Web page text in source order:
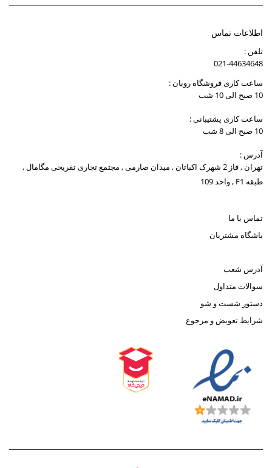
اطلاعات تماس
تلفن :
021-44634648
ساعت کاری فروشگاه روبان :
10 صبح الی 10 شب
ساعت کاری پشتیبانی :
10 صبح الی 8 شب
آدرس :
تهران , فاز 2 شهرک اکباتان , میدان صارمی , مجتمع تجاری تفریحی مگامال ,
طبقه F1 , واحد 109
تماس با ما
باشگاه مشتریان
آدرس شعب
سوالات متداول
دستور شست و شو
شرایط تعویض و مرجوع